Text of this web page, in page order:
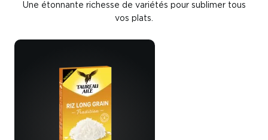
Une étonnante richesse de variétés pour sublimer tous
vos plats.